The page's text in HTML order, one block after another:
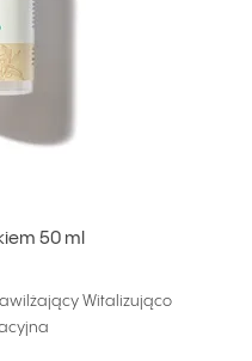
50 ml
Witalizująco